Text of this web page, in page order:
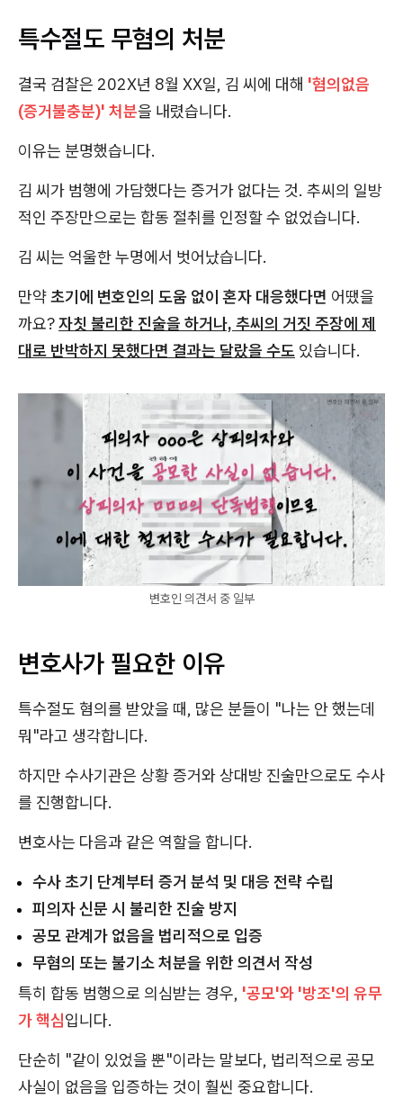
특수절도 무혐의 처분
결국 검찰은 202X년 8월 XX일, 김 씨에 대해 '혐의없음
(증거불충분)' 처분을 내렸습니다.
이유는 분명했습니다.
김 씨가 범행에 가담했다는 증거가 없다는 것. 추씨의 일방
적인 주장만으로는 합동 절취를 인정할 수 없었습니다.
김 씨는 억울한 누명에서 벗어났습니다.
만약초기에 변호인의 도움 없이 혼자 대응했다면 어땠을
까요?자칫 불리한 진술을 하거나, 추씨의 거짓 주장에 제
대로 반박하지 못했다면 결과는 달랐을 수도 있습니다.
변호인 의견서 중 일부
변호사가 필요한 이유
특수절도 혐의를 받았을 때, 많은 분들이 "나는 안 했는데
뭐"라고 생각합니다.
하지만 수사기관은 상황 증거와 상대방 진술만으로도 수사
를 진행합니다.
변호사는 다음과 같은 역할을 합니다.
수사 초기 단계부터 증거 분석 및 대응 전략 수립
피의자 신문 시 불리한 진술 방지
공모 관계가 없음을 법리적으로 입증
무혐의 또는 불기소 처분을 위한 의견서 작성
특히 합동 범행으로 의심받는 경우, '공모'와 '방조'의 유무
가 핵심입니다.
단순히 "같이 있었을 뿐"이라는 말보다, 법리적으로 공모
사실이 없음을 입증하는 것이 훨씬 중요합니다.